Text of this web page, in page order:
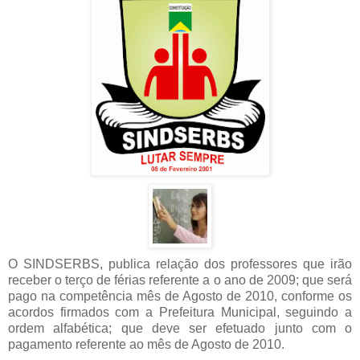
O SINDSERBS, publica relação dos professores que irão
receber o terço de férias referente a o ano de 2009; que será
pago na competência mês de Agosto de 2010, conforme os
acordos firmados com a Prefeitura Municipal, seguindo a
ordem alfabética; que deve ser efetuado junto com o
pagamento referente ao mês de Agosto de 2010.